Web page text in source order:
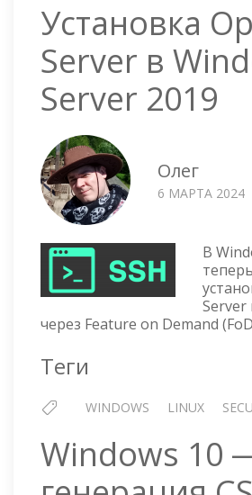
Установка
Server в
Server 2019
Олег
6 МАРТА 2024
В
через Feature on Demand
Теги
WINDOWS LINUX
Windows 10